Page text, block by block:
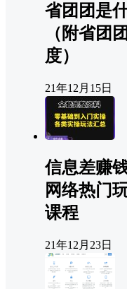
省团团是
（附省团
度）
21年12月15日
信息差赚
网络热门
课程
21年12月23日